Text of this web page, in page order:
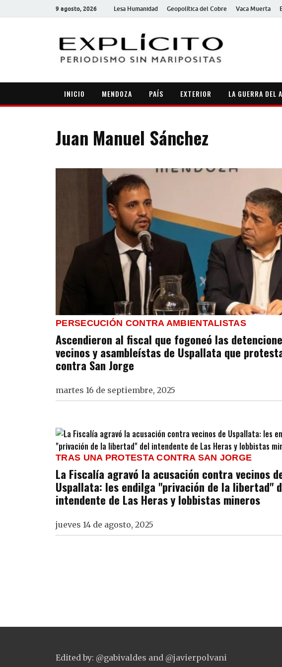
9 agosto, 2026 Lesa Humanidad Geopolítica del Cobre Vaca Muerta
INICIO MENDOZA PAÍS EXTERIOR LA GUERRA DEL
Juan Manuel Sánchez
PERSECUCIÓN CONTRA AMBIENTALISTAS
Ascendieron al fiscal que fogoneó las
vecinos y asambleístas de Uspallata que
contra San Jorge
martes 16 de septiembre, 2025
TRAS UNA PROTESTA CONTRA SAN JORGE
La Fiscalía agravó la acusación contra vecinos
Uspallata: les endilga "privación de la libertad"
intendente de Las Heras y lobbistas mineros
jueves 14 de agosto, 2025
Edited by: @gabivaldes and @javierpolvani